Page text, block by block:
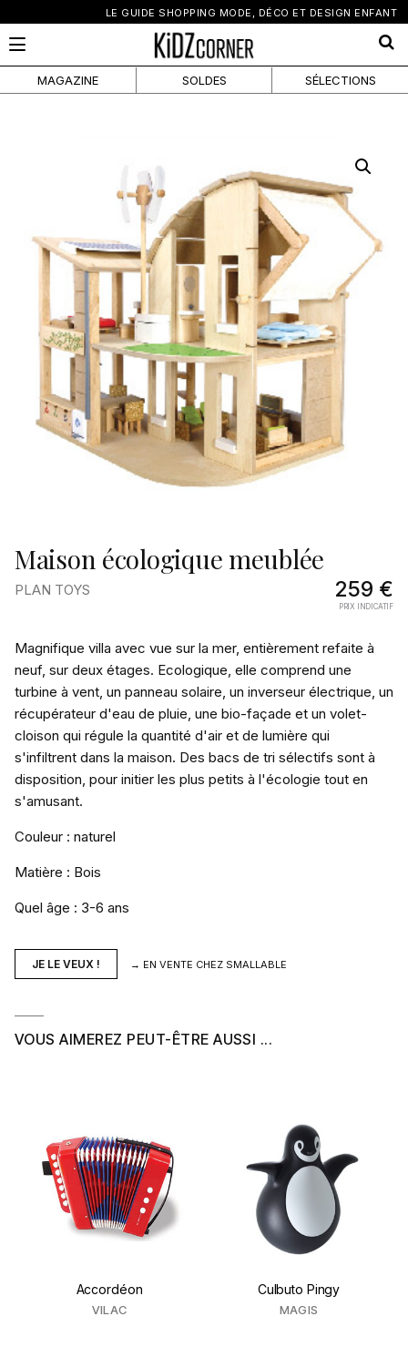
LE GUIDE SHOPPING MODE, DÉCO ET DESIGN ENFANT ×
MAGAZINE SOLDES SÉLECTIONS
Maison écologique meublée
PLAN TOYS 259 €
PRIX INDICATIF
Pourquoi
on
l’aime
Magnifique villa avec vue sur la mer, entièrement refaite à
neuf, sur deux étages. Ecologique, elle comprend une
turbine à vent, un panneau solaire, un inverseur électrique, un
récupérateur d'eau de pluie, une bio-façade et un volet-
cloison qui régule la quantité d'air et de lumière qui
s'infiltrent dans la maison. Des bacs de tri sélectifs sont à
disposition, pour initier les plus petits à l'écologie tout en
s'amusant.
Couleur : naturel
Matière : Bois
Quel âge : 3-6 ans
JE LE VEUX ! → EN VENTE CHEZ SMALLABLE
VOUS AIMEREZ PEUT-ÊTRE AUSSI ...
Accordéon
VILAC
Culbuto Pingy
MAGIS